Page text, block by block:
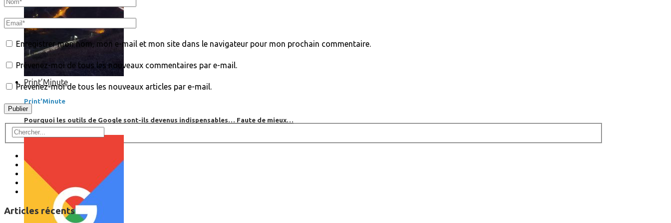
Print’Minute
Print'Minute
Pourquoi les outils de Google sont-ils devenus indispensables… Faute de mieux…
Enregistrer mon nom, mon e-mail et mon site dans le navigateur pour mon prochain commentaire.
Prévenez-moi de tous les nouveaux commentaires par e-mail.
Prévenez-moi de tous les nouveaux articles par e-mail.
Articles récents